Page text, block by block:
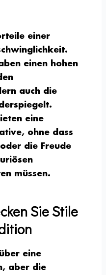
einer
einen hohen
auch die
eine
ohne dass
die Freude
müssen.
Sie Stile
eine
aber die